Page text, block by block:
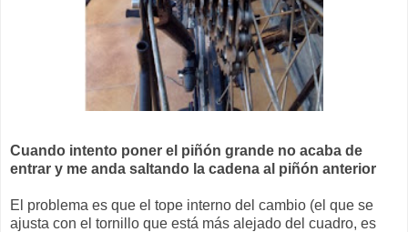
Cuando intento poner el piñón grande no acaba de
entrar y me anda saltando la cadena al piñón anterior
El problema es que el tope interno del cambio (el que se
ajusta con el tornillo que está más alejado del cuadro, es